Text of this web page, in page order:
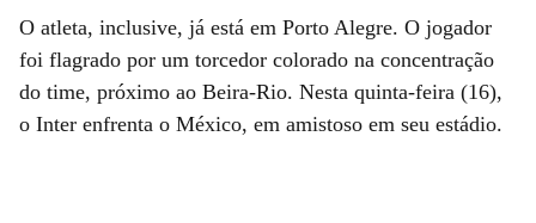
O atleta, inclusive, já está em Porto Alegre. O jogador
foi flagrado por um torcedor colorado na concentração
do time, próximo ao Beira-Rio. Nesta quinta-feira (16),
o Inter enfrenta o México, em amistoso em seu estádio.